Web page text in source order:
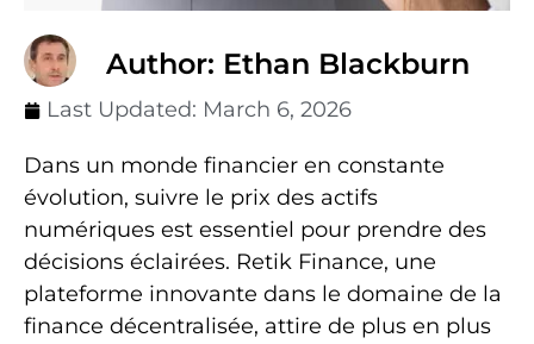
Author: Ethan Blackburn
Last Updated: March 6, 2026
Dans un monde financier en constante
évolution, suivre le prix des actifs
numériques est essentiel pour prendre des
décisions éclairées. Retik Finance, une
plateforme innovante dans le domaine de la
finance décentralisée, attire de plus en plus